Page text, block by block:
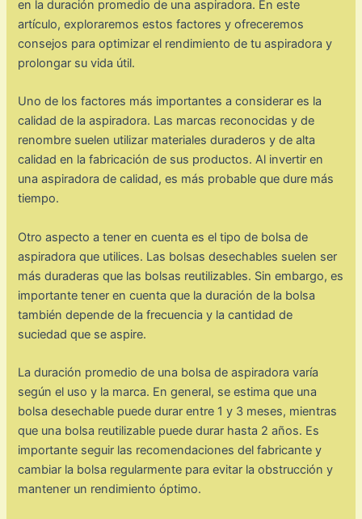
en la duración promedio de una aspiradora. En este
artículo, exploraremos estos factores y ofreceremos
consejos para optimizar el rendimiento de tu aspiradora y
prolongar su vida útil.
Uno de los factores más importantes a considerar es la
calidad de la aspiradora. Las marcas reconocidas y de
renombre suelen utilizar materiales duraderos y de alta
calidad en la fabricación de sus productos. Al invertir en
una aspiradora de calidad, es más probable que dure más
tiempo.
Otro aspecto a tener en cuenta es el tipo de bolsa de
aspiradora que utilices. Las bolsas desechables suelen ser
más duraderas que las bolsas reutilizables. Sin embargo, es
importante tener en cuenta que la duración de la bolsa
también depende de la frecuencia y la cantidad de
suciedad que se aspire.
La duración promedio de una bolsa de aspiradora varía
según el uso y la marca. En general, se estima que una
bolsa desechable puede durar entre 1 y 3 meses, mientras
que una bolsa reutilizable puede durar hasta 2 años. Es
importante seguir las recomendaciones del fabricante y
cambiar la bolsa regularmente para evitar la obstrucción y
mantener un rendimiento óptimo.